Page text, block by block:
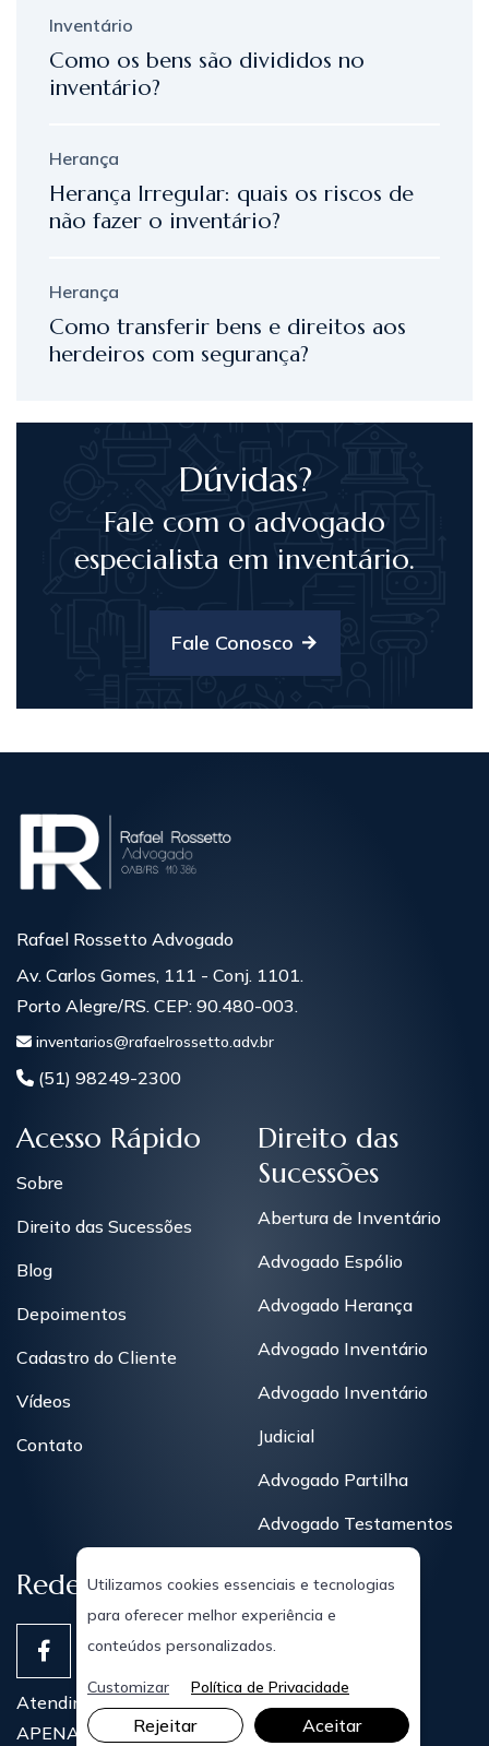
Inventário
Como os bens são divididos no
inventário?
Herança
Herança Irregular: quais os riscos de
não fazer o inventário?
Herança
Como transferir bens e direitos aos
herdeiros com segurança?
Dúvidas?
Fale com o advogado
especialista em inventário.
Fale Conosco
Rafael Rossetto Advogado
Av. Carlos Gomes, 111 - Conj. 1101.
Porto Alegre/RS. CEP: 90.480-003.
inventarios@rafaelrossetto.adv.br
(51) 98249-2300
Acesso Rápido
Sobre
Direito das Sucessões
Blog
Depoimentos
Cadastro do Cliente
Vídeos
Contato
Direito das
Sucessões
Abertura de Inventário
Advogado Espólio
Advogado Herança
Advogado Inventário
Advogado Inventário
Judicial
Advogado Partilha
Advogado Testamentos
Redes Sociais
Atendimentos Presenciais
APENAS COM AGENDAMENTO PRÉVIO
Utilizamos cookies essenciais e tecnologias
para oferecer melhor experiência e
conteúdos personalizados.
Customizar Política de Privacidade
Rejeitar Aceitar